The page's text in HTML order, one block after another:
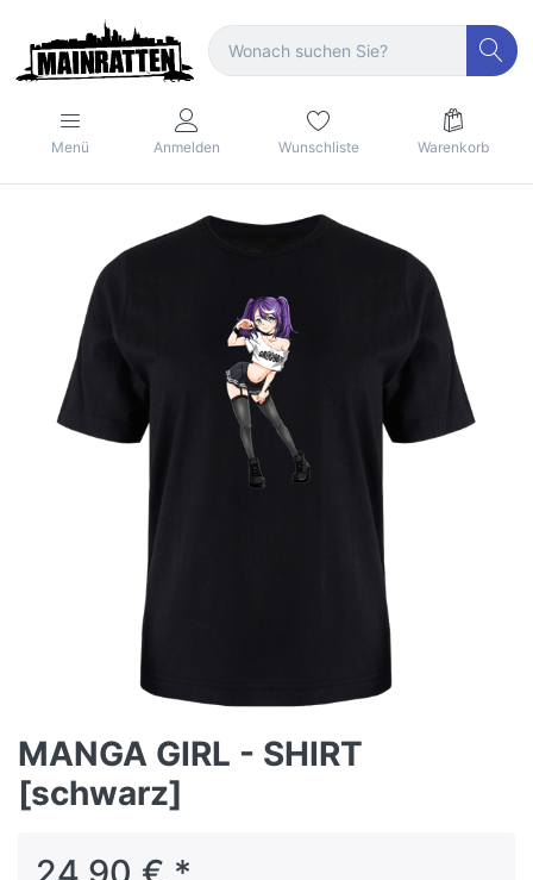
Menü Anmelden Wunschliste Warenkorb
MANGA GIRL - SHIRT
[schwarz]